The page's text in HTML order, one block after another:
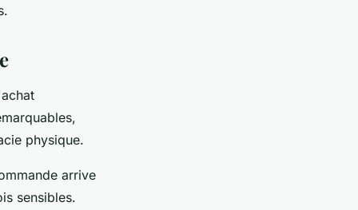
physique.
arrive
sensibles.